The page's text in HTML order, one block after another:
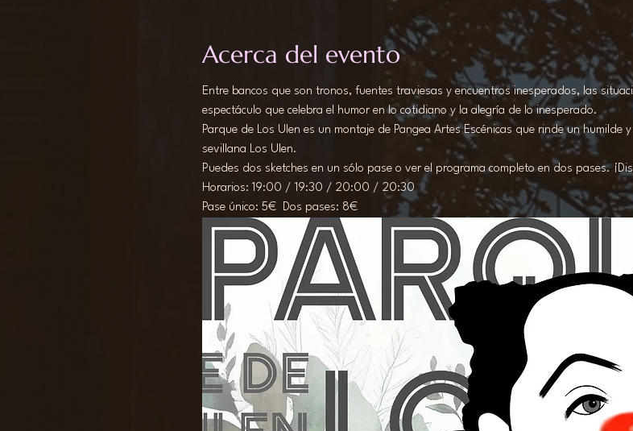
Acerca del evento
Entre bancos que son tronos, fuentes traviesas y encuentros inesperados, las
espectáculo que celebra el humor en lo cotidiano y la alegría de lo inesperado.
Parque de Los Ulen es un montaje de Pangea Artes Escénicas que rinde un humilde
sevillana Los Ulen.
Puedes dos sketches en un sólo pase o ver el programa completo en dos pases.
Horarios: 19:00 / 19:30 / 20:00 / 20:30
Pase único: 5€  Dos pases: 8€